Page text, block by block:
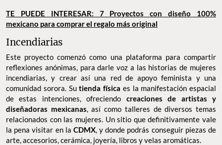
TE PUEDE INTERESAR: 7 Proyectos con diseño 100%
mexicano para comprar el regalo más original
Incendiarias
Este proyecto comenzó como una plataforma para compartir
reflexiones anónimas, para darle voz a las historias de mujeres
incendiarias, y crear así una red de apoyo feminista y una
comunidad sorora. Sutienda física es la manifestación espacial
de estas intenciones, ofreciendo creaciones de artistas y
diseñadoras mexicanas, así como talleres de diversos temas
relacionados con las mujeres. Un sitio que definitivamente vale
la pena visitar en la CDMX, y donde podrás conseguir piezas de
arte, accesorios, cerámica, joyería, libros y velas aromáticas.